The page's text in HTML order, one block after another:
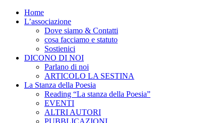
Home
L’associazione
Dove siamo & Contatti
cosa facciamo e statuto
Sostienici
DICONO DI NOI
Parlano di noi
ARTICOLO LA SESTINA
La Stanza della Poesia
Reading “La stanza della Poesia”
EVENTI
ALTRI AUTORI
PUBBLICAZIONI